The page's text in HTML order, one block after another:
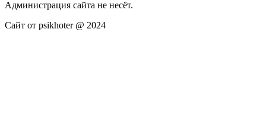
Администрация сайта не несёт.
Сайт от psikhoter @ 2024